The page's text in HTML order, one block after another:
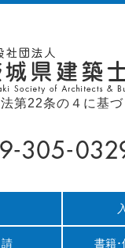
第22条の４に基
書籍･